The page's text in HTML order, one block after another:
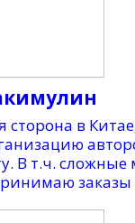
в
В т.ч.
заказы